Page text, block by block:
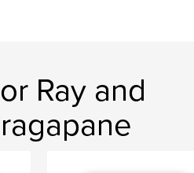
Ray and